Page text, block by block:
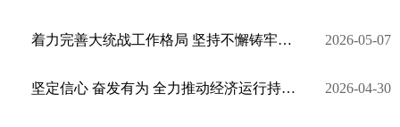
着力完善大统战工作格局 坚持不懈铸牢中华民族共同体意识 2026-05-07
坚定信心 奋发有为 全力推动经济运行持续回升向好 2026-04-30